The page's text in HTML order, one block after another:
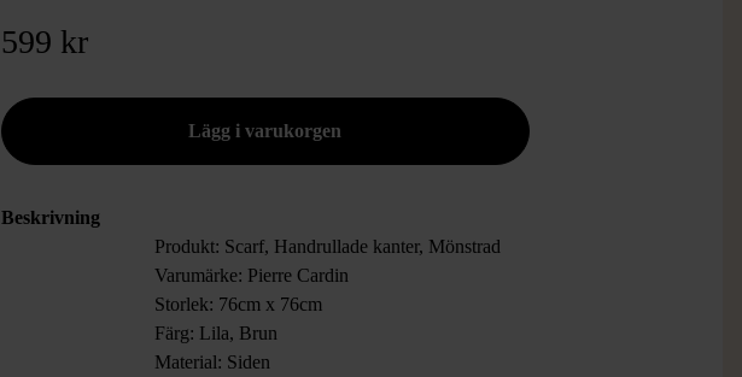
599 kr
Beskrivning
Produkt: Scarf, Handrullade kanter, Mönstrad
Varumärke: Pierre Cardin
Storlek: 76cm x 76cm
Färg: Lila, Brun
Material: Siden